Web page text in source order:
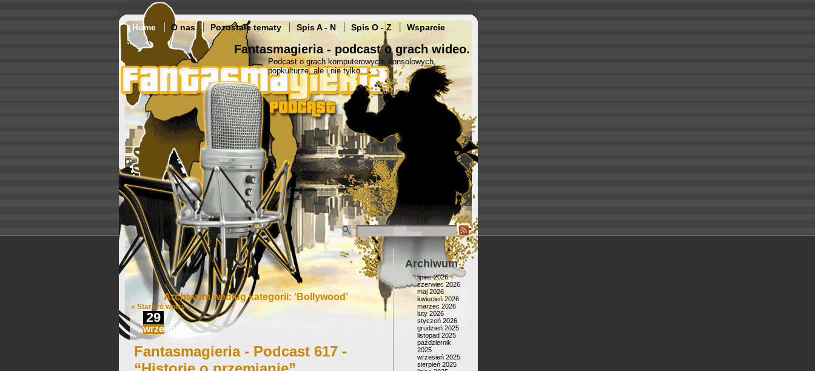
Home O nas Pozostałe tematy Spis A - N Spis O - Z Wsparcie
Fantasmagieria - podcast o grach wideo.
Podcast o grach komputerowych, konsolowych,
popkulturze, ale i nie tylko.
Archiwum według kategorii: ‘Bollywood’
« Starsze wpisy
29
września
Fantasmagieria - Podcast 617 -
Archiwum
lipiec 2026
czerwiec 2026
maj 2026
kwiecień 2026
marzec 2026
luty 2026
styczeń 2026
grudzień 2025
listopad 2025
październik
2025
wrzesień 2025
sierpień 2025